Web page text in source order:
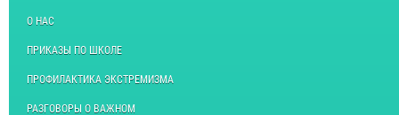
О НАС
ПРИКАЗЫ ПО ШКОЛЕ
ПРОФИЛАКТИКА ЭКСТРЕМИЗМА
РАЗГОВОРЫ О ВАЖНОМ